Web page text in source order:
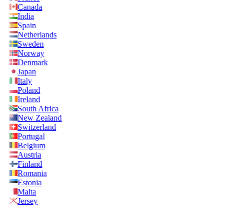
Canada
India
Spain
Netherlands
Sweden
Norway
Denmark
Japan
Italy
Poland
Ireland
South Africa
New Zealand
Switzerland
Portugal
Belgium
Austria
Finland
Romania
Estonia
Malta
Jersey